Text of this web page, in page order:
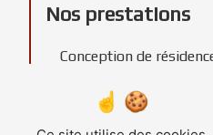
Nos prestations
Conception de
Construction de
Construction de